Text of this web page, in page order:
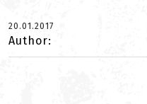
20.01.2017
Author: